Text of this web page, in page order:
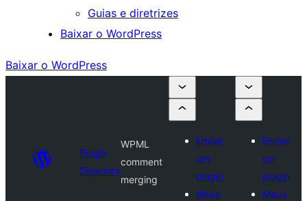
Guias e diretrizes
Baixar o WordPress
Baixar o WordPress
Plugin
Directory
WPML
comment
merging
Enviar
um
plugin
Meus
Enviar
um
plugin
Meus